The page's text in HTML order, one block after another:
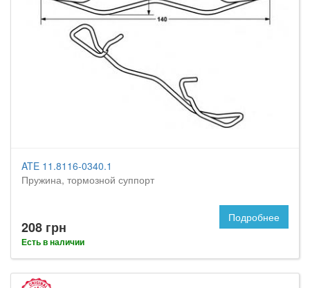
ATE 11.8116-0340.1
Пружина, тормозной суппорт
208 грн
Есть в наличии
Подробнее